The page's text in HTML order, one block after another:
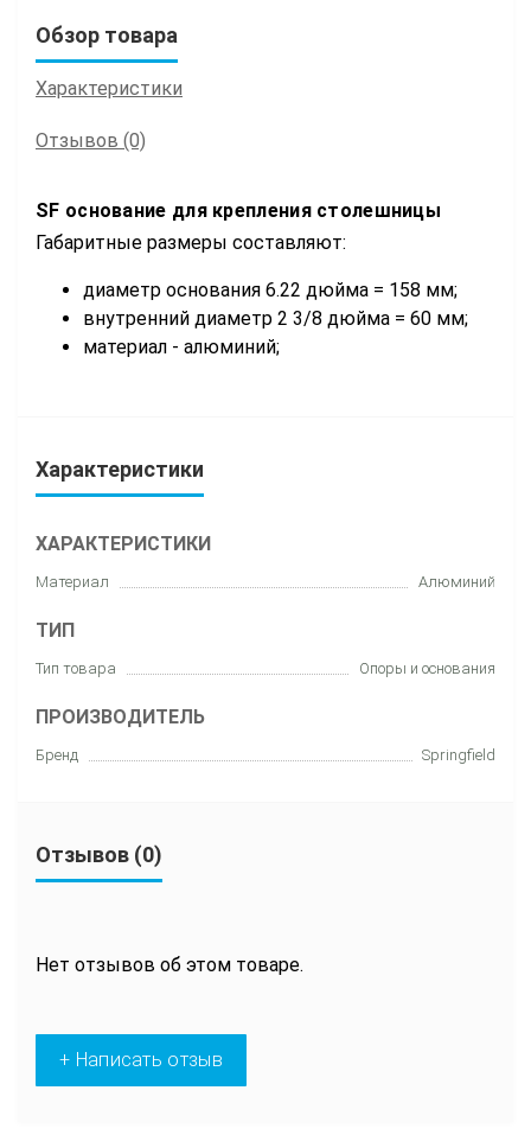
Обзор товара
Характеристики
Отзывов (0)
SF основание для крепления столешницы
Габаритные размеры составляют:
диаметр основания 6.22 дюйма = 158 мм;
внутренний диаметр 2 3/8 дюйма = 60 мм;
материал - алюминий;
Характеристики
ХАРАКТЕРИСТИКИ
Материал Алюминий
ТИП
Тип товара Опоры и основания
ПРОИЗВОДИТЕЛЬ
Бренд Springfield
Отзывов (0)
Нет отзывов об этом товаре.
+ Написать отзыв